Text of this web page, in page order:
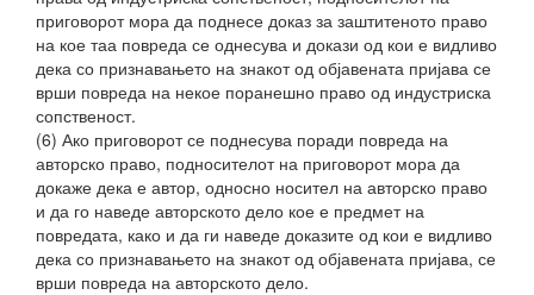
приговорот мора да поднесе доказ за заштитеното право
на кое таа повреда се однесува и докази од кои е видливо
дека со признавањето на знакот од објавената пријава се
врши повреда на некое поранешно право од индустриска
сопственост.
(6) Ако приговорот се поднесува поради повреда на
авторско право, подносителот на приговорот мора да
докаже дека е автор, односно носител на авторско право
и да го наведе авторското дело кое е предмет на
повредата, како и да ги наведе доказите од кои е видливо
дека со признавањето на знакот од објавената пријава, се
врши повреда на авторското дело.